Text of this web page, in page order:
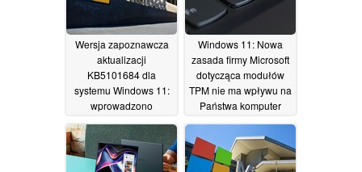
Wersja zapoznawcza
aktualizacji
KB5101684 dla
systemu Windows 11:
wprowadzono
logowania za pomocą
odcisku palca oraz
Eksploratora plików
Windows 11: Nowa
zasada firmy Microsoft
dotycząca modułów
TPM nie ma wpływu na
Państwa komputer
28/07/2026